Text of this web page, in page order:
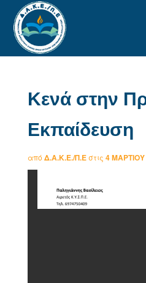
Κενά στην
Εκπαίδευση
από Δ.Α.Κ.Ε./Π.Εστις 4 ΜΑΡΤΊΟΥ